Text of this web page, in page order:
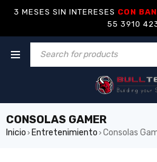
3 MESES SIN INTERESES CON
55 3910
CONSOLAS GAMER
Inicio › Entretenimiento › Consolas